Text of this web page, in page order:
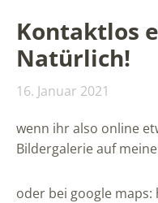
Kontaktlos
Natürlich!
16. Januar 2021
wenn ihr also online
Bildergalerie auf
oder bei google